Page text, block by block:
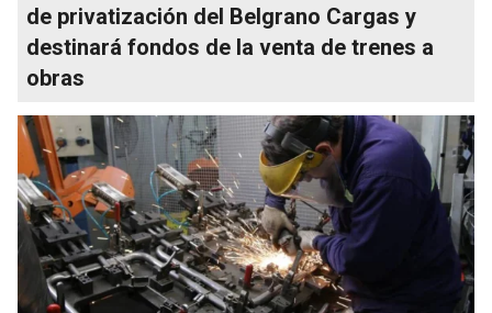
de privatización del Belgrano Cargas y
destinará fondos de la venta de trenes a
obras